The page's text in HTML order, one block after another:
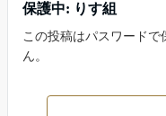
保護中: りす組
この投稿はパスワード
ん。